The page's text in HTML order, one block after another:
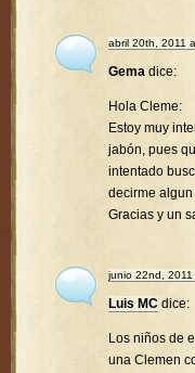
abril 20th, 2011
Gema dice:
Hola Cleme:
Estoy muy
jabón, pues
intentado
decirme
Gracias y un
junio 22nd,
Luis MC dice:
Los niños de
una Clemen